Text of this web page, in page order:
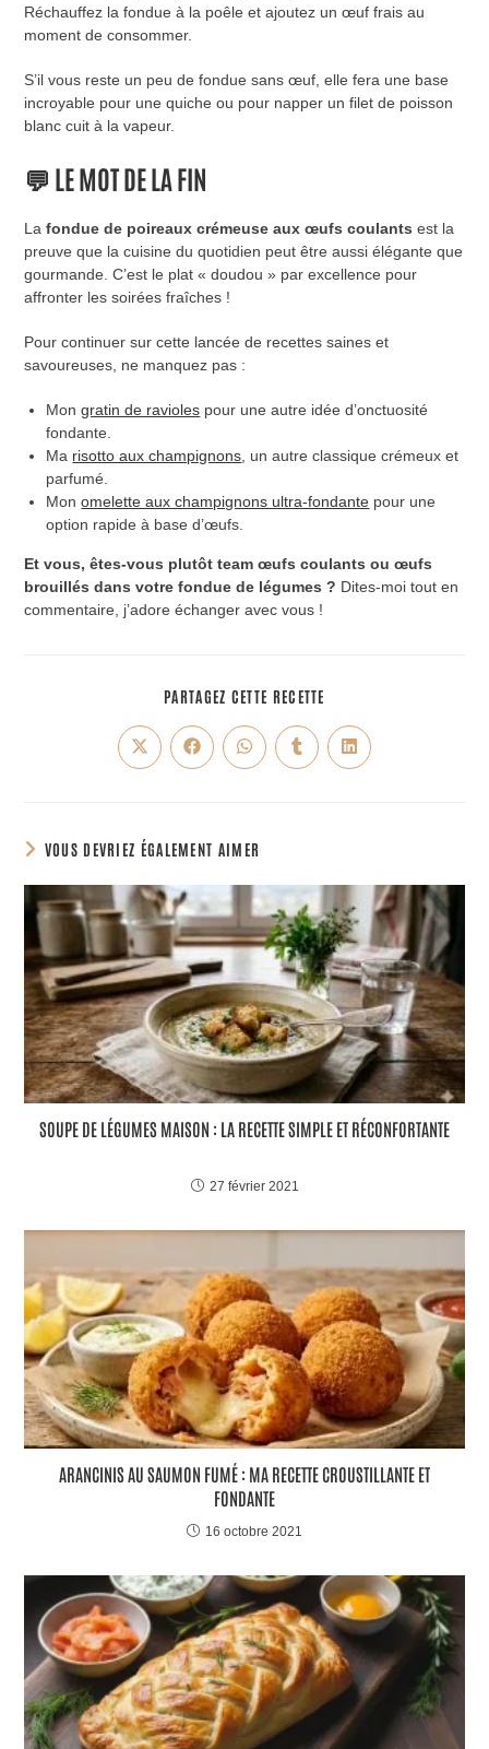
Réchauffez la fondue à la poêle et ajoutez un œuf frais au
moment de consommer.
S’il vous reste un peu de fondue sans œuf, elle fera une base
incroyable pour une quiche ou pour napper un filet de poisson
blanc cuit à la vapeur.
💬 LE MOT DE LA FIN
Lafondue de poireaux crémeuse aux œufs coulants est la
preuve que la cuisine du quotidien peut être aussi élégante que
gourmande. C’est le plat « doudou » par excellence pour
affronter les soirées fraîches !
Pour continuer sur cette lancée de recettes saines et
savoureuses, ne manquez pas :
Mongratin de ravioles pour une autre idée d’onctuosité
fondante.
Ma risotto aux champignons, un autre classique crémeux et
parfumé.
Monomelette aux champignons ultra-fondante pour une
option rapide à base d’œufs.
Et vous, êtes-vous plutôt team œufs coulants ou œufs
brouillés dans votre fondue de légumes ? Dites-moi tout en
commentaire, j’adore échanger avec vous !
PARTAGEZ CETTE RECETTE
VOUS DEVRIEZ ÉGALEMENT AIMER
SOUPE DE LÉGUMES MAISON : LA RECETTE SIMPLE ET RÉCONFORTANTE
27 février 2021
ARANCINIS AU SAUMON FUMÉ : MA RECETTE CROUSTILLANTE ET
FONDANTE
16 octobre 2021